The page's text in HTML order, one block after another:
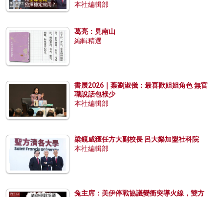
本社編輯部
葛亮：見南山
編輯精選
書展2026｜葉劉淑儀：最喜歡姐姐角色 無官
職說話包袱少
本社編輯部
梁鏡威獲任方大副校長 呂大樂加盟社科院
本社編輯部
兔主席：美伊停戰協議變衝突導火線，雙方